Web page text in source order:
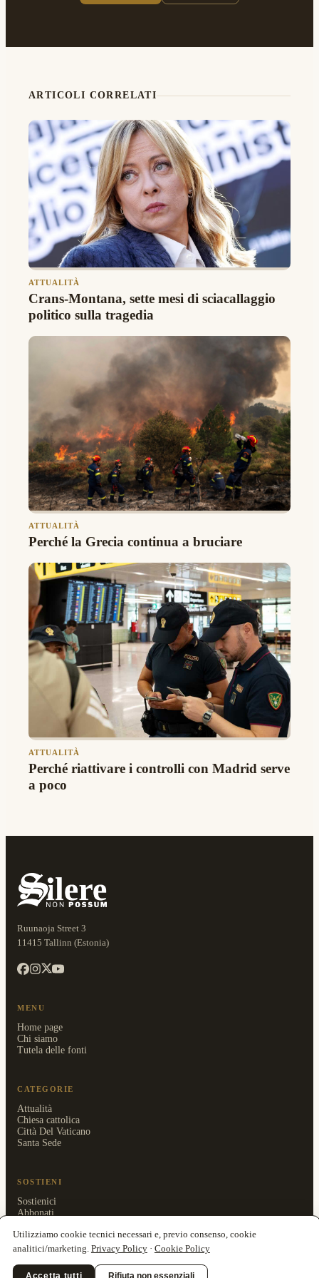
ARTICOLI CORRELATI
ATTUALITÀ
Crans-Montana, sette mesi di sciacallaggio
politico sulla tragedia
ATTUALITÀ
Perché la Grecia continua a bruciare
ATTUALITÀ
Perché riattivare i controlli con Madrid serve
a poco
Ruunaoja Street 3
11415 Tallinn (Estonia)
MENU
Home page
Chi siamo
Tutela delle fonti
CATEGORIE
Attualità
Chiesa cattolica
Città Del Vaticano
Santa Sede
SOSTIENI
Sostienici
Abbonati
Utilizziamo cookie tecnici necessari e, previo consenso, cookie
analitici/marketing. Privacy Policy· Cookie Policy
Accetta tutti Rifiuta non essenziali